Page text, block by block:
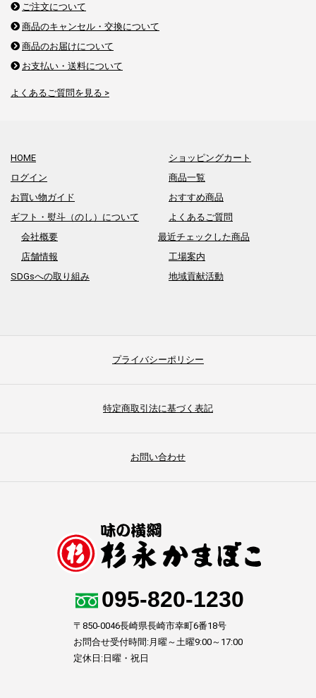
ご注文について
商品のキャンセル・交換について
商品のお届けについて
お支払い・送料について
よくあるご質問を見る >
HOME
ショッピングカート
ログイン
商品一覧
お買い物ガイド
おすすめ商品
ギフト・熨斗（のし）について
よくあるご質問
会社概要
最近チェックした商品
店舗情報
工場案内
SDGsへの取り組み
地域貢献活動
プライバシーポリシー
特定商取引法に基づく表記
お問い合わせ
095-820-1230
〒850-0046長崎県長崎市幸町6番18号
お問合せ受付時間:月曜～土曜9:00～17:00
定休日:日曜・祝日